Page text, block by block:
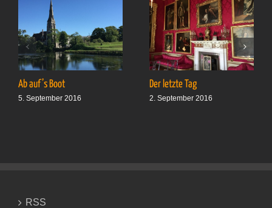
Ab auf’s Boot
5. September 2016
Der letzte Tag
2. September 2016
RSS